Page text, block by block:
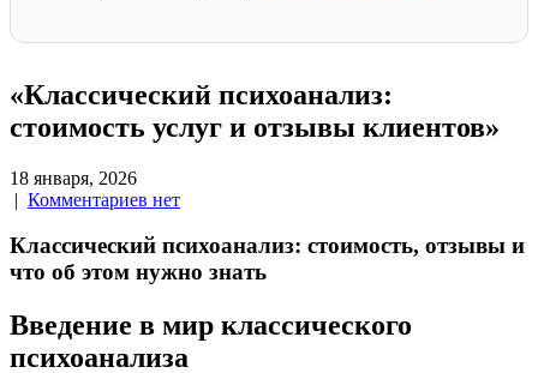
«Классический психоанализ:
стоимость услуг и отзывы клиентов»
18 января, 2026
| Комментариев нет
Классический психоанализ: стоимость, отзывы и
что об этом нужно знать
Введение в мир классического
психоанализа